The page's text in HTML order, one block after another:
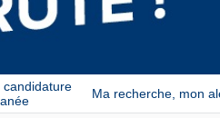
candidature
Ma recherche, mon